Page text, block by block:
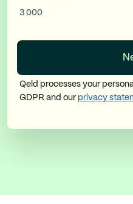
3 000
Qeld processes your
GDPR and our privacy